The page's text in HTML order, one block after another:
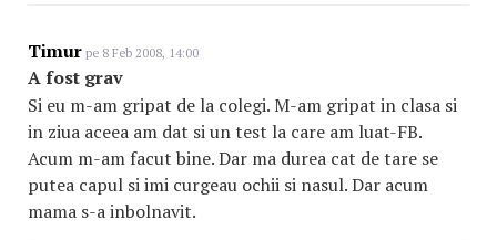
Timur pe 8 Feb 2008, 14:00
A fost grav
Si eu m-am gripat de la colegi. M-am gripat in clasa si
in ziua aceea am dat si un test la care am luat-FB.
Acum m-am facut bine. Dar ma durea cat de tare se
putea capul si imi curgeau ochii si nasul. Dar acum
mama s-a inbolnavit.